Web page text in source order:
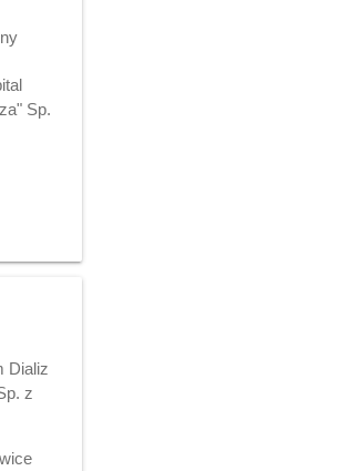
Sp.
Dializ
z